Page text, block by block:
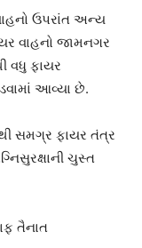
ઉપરાંત અન્ય
વાહનો જામનગર
વધુ ફાયર
આવ્યા છે.
સમગ્ર ફાયર તંત્ર
ચુસ્ત
તૈનાત